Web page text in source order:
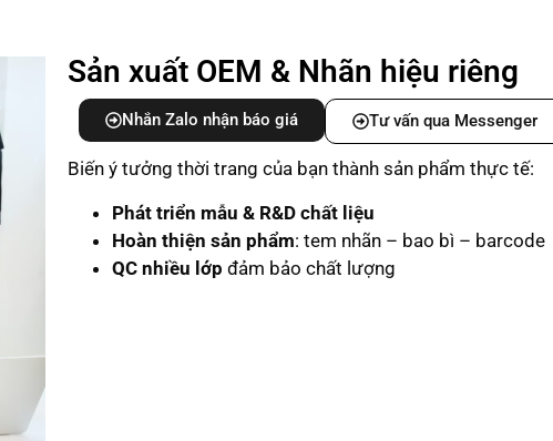
Sản xuất OEM & Nhãn hiệu riêng
Nhắn Zalo nhận báo giá Tư vấn qua Messenger
Biến ý tưởng thời trang của bạn thành sản phẩm thực tế:
Phát triển mẫu & R&D chất liệu
Hoàn thiện sản phẩm: tem nhãn – bao bì – barcode
QC nhiều lớp đảm bảo chất lượng